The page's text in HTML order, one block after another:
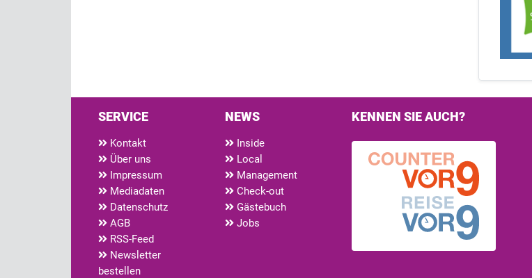
SERVICE
Kontakt
Über uns
Impressum
Mediadaten
Datenschutz
AGB
RSS-Feed
Newsletter
bestellen
NEWS
Inside
Local
Management
Check-out
Gästebuch
Jobs
KENNEN SIE AUCH?